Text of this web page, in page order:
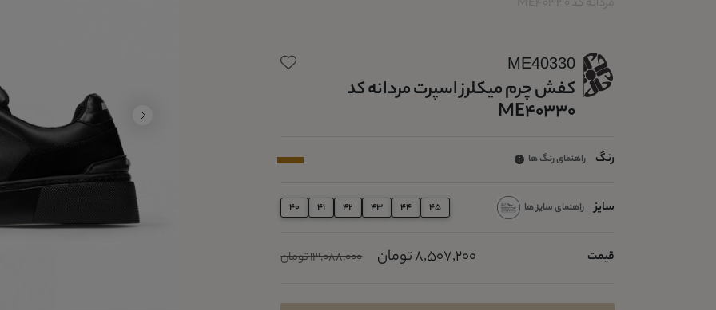
مردانه کد ME40330
ME40330
کفش چرم میکلرز اسپرت مردانه کد
ME40330
رنگ راهنمای رنگ ها
سایز راهنمای سایز ها 40 41 42 43 44 45
قیمت 8,507,200 تومان 13,088,000 تومان